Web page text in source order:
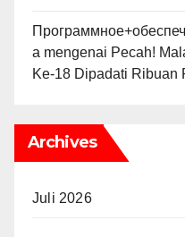
а mengenai Pecah!
Ke-18 Dipadati Ribuan
Archives
Juli 2026